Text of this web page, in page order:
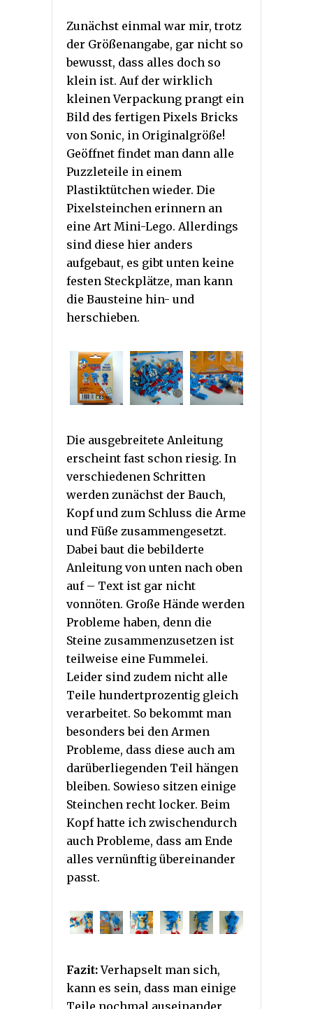
Zunächst einmal war mir, trotz
der Größenangabe, gar nicht so
bewusst, dass alles doch so
klein ist. Auf der wirklich
kleinen Verpackung prangt ein
Bild des fertigen Pixels Bricks
von Sonic, in Originalgröße!
Geöffnet findet man dann alle
Puzzleteile in einem
Plastiktütchen wieder. Die
Pixelsteinchen erinnern an
eine Art Mini-Lego. Allerdings
sind diese hier anders
aufgebaut, es gibt unten keine
festen Steckplätze, man kann
die Bausteine hin- und
herschieben.
Die ausgebreitete Anleitung
erscheint fast schon riesig. In
verschiedenen Schritten
werden zunächst der Bauch,
Kopf und zum Schluss die Arme
und Füße zusammengesetzt.
Dabei baut die bebilderte
Anleitung von unten nach oben
auf – Text ist gar nicht
vonnöten. Große Hände werden
Probleme haben, denn die
Steine zusammenzusetzen ist
teilweise eine Fummelei.
Leider sind zudem nicht alle
Teile hundertprozentig gleich
verarbeitet. So bekommt man
besonders bei den Armen
Probleme, dass diese auch am
darüberliegenden Teil hängen
bleiben. Sowieso sitzen einige
Steinchen recht locker. Beim
Kopf hatte ich zwischendurch
auch Probleme, dass am Ende
alles vernünftig übereinander
passt.
Fazit:Verhapselt man sich,
kann es sein, dass man einige
Teile nochmal auseinander